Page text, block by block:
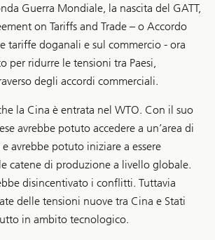
Guerra Mondiale, la nascita del GATT,
on Tariffs and Trade – o Accordo
tariffe doganali e sul commercio - ora
per ridurre le tensioni tra Paesi,
degli accordi commerciali.
la Cina è entrata nel WTO. Con il suo
avrebbe potuto accedere a un’area di
avrebbe potuto iniziare a essere
catene di produzione a livello globale.
disincentivato i conflitti. Tuttavia
delle tensioni nuove tra Cina e Stati
in ambito tecnologico.